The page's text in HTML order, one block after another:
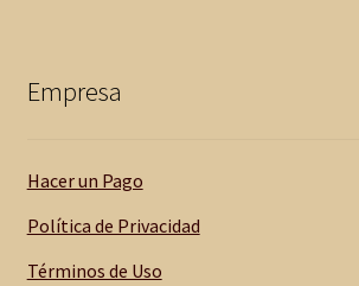
Empresa
Hacer un Pago
Política de Privacidad
Términos de Uso